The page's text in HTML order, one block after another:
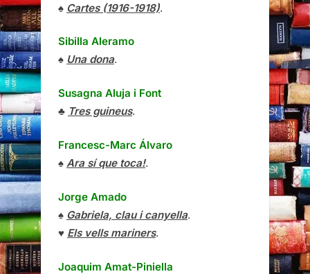
♠ Cartes (1916-1918).
Sibilla Aleramo
♠ Una dona.
Susagna Aluja i Font
♣ Tres guineus.
Francesc-Marc Álvaro
♠ Ara sí que toca!.
Jorge Amado
♠ Gabriela, clau i canyella.
♥ Els vells mariners.
Joaquim Amat-Piniella